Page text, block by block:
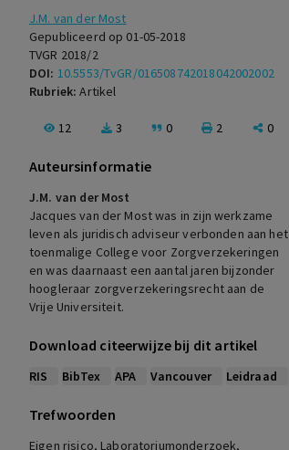
J.M. van der Most
Gepubliceerd op 01-05-2018
TVGR 2018/2
DOI: 10.5553/TvGR/016508742018042002002
Rubriek:Artikel
12 3 0 2 0
Auteursinformatie
J.M. van der Most
Jacques van der Most was in zijn werkzame
leven als juridisch adviseur verbonden aan het
toenmalige College voor Zorgverzekeringen
en was daarnaast een aantal jaren bijzonder
hoogleraar zorgverzekeringsrecht aan de
Vrije Universiteit.
Download citeerwijze bij dit artikel
RIS BibTex APA Vancouver Leidraad
Trefwoorden
Eigen risico, Laboratoriumonderzoek,